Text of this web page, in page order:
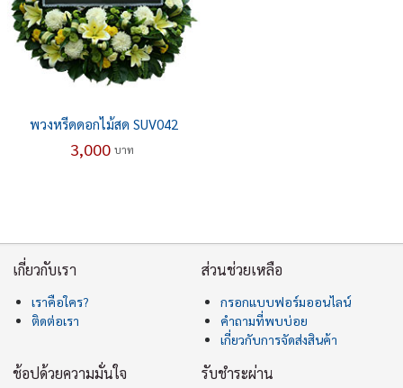
พวงหรีดดอกไม้สด SUV042
3,000 บาท
เกี่ยวกับเรา
เราคือใคร?
ติดต่อเรา
ส่วนช่วยเหลือ
กรอกแบบฟอร์มออนไลน์
คำถามที่พบบ่อย
เกี่ยวกับการจัดส่งสินค้า
ช้อปด้วยความมั่นใจ รับชำระผ่าน